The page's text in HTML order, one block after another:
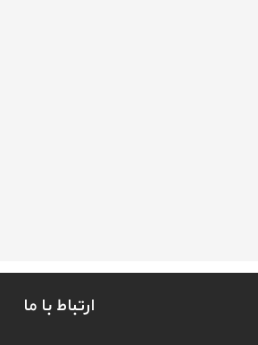
ارتباط با ما